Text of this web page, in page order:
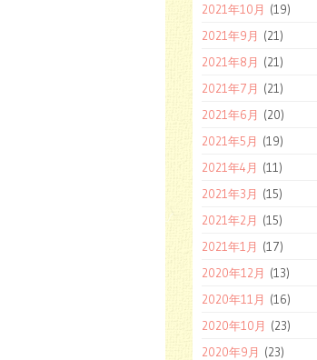
2021年10月 (19)
2021年9月 (21)
2021年8月 (21)
2021年7月 (21)
2021年6月 (20)
2021年5月 (19)
2021年4月 (11)
2021年3月 (15)
2021年2月 (15)
2021年1月 (17)
2020年12月 (13)
2020年11月 (16)
2020年10月 (23)
2020年9月 (23)